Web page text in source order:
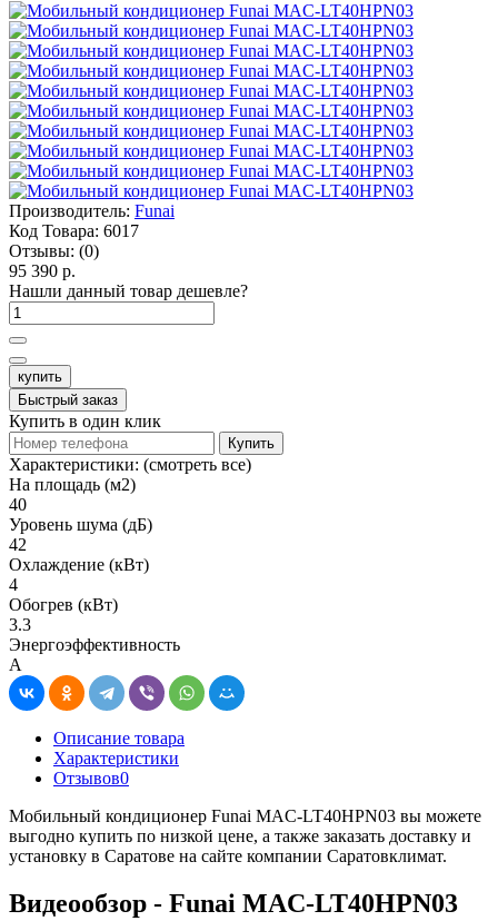
Производитель: Funai
Код Товара: 6017
Отзывы: (0)
95 390 р.
Нашли данный товар дешевле?
купить
Быстрый заказ
Купить в один клик
Купить
Характеристики: (смотреть все)
На площадь (м2)
40
Уровень шума (дБ)
42
Охлаждение (кВт)
4
Обогрев (кВт)
3.3
Энергоэффективность
A
Описание товара
Характеристики
Отзывов0
Мобильный кондиционер Funai MAC-LT40HPN03 вы можете
выгодно купить по низкой цене, а также заказать доставку и
установку в Саратове на сайте компании Саратовклимат.
Видеообзор - Funai MAC-LT40HPN03